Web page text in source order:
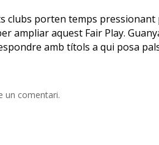
clubs porten temps
ampliar aquest Fair Play.
amb títols a qui posa
un comentari.